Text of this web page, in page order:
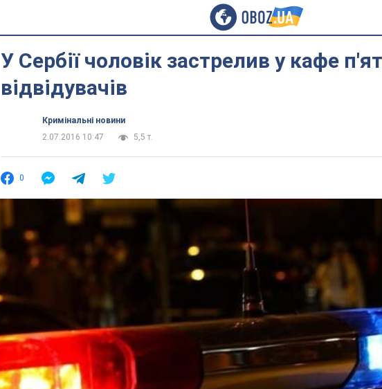
У Сербії чоловік застрелив у кафе
відвідувачів
Кримінальні новини
2.07.2016 10:47
5,5 т.
0